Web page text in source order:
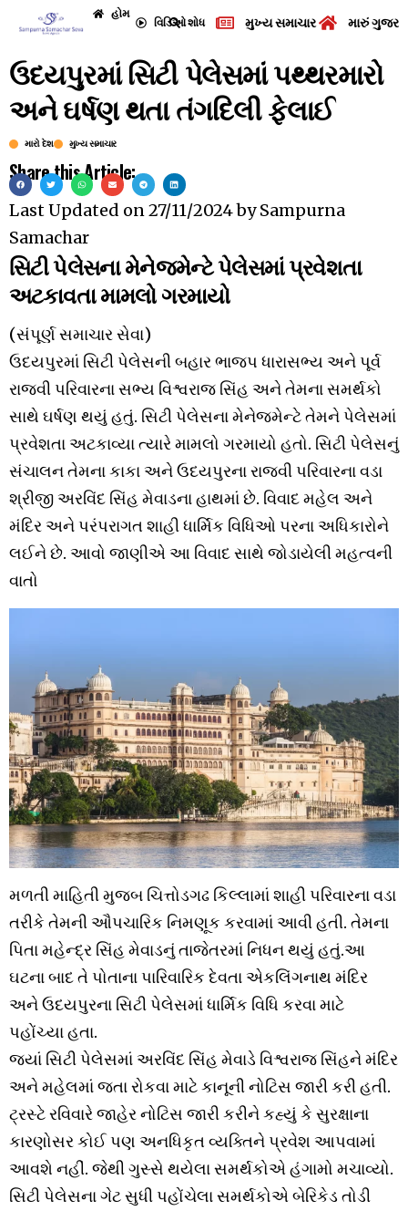
હોમ
વિડિઓશોધ મુખ્ય સમાચાર મારું
ઉદયપુરમાં સિટી પેલેસમાં પથ્થરમારો
અને ઘર્ષણ થતા તંગદિલી ફેલાઈ
મારો દેશ મુખ્ય સમાચાર
Share this Article:
Last Updated on27/11/2024bySampurna
Samachar
સિટી પેલેસના મેનેજમેન્ટે પેલેસમાં પ્રવેશતા
અટકાવતા મામલો ગરમાયો
(સંપૂર્ણ સમાચાર સેવા)
ઉદયપુરમાં સિટી પેલેસની બહાર ભાજપ ધારાસભ્ય અને પૂર્વ
રાજવી પરિવારના સભ્ય વિશ્વરાજ સિંહ અને તેમના સમર્થકો
સાથે ઘર્ષણ થયું હતું. સિટી પેલેસના મેનેજમેન્ટે તેમને પેલેસમાં
પ્રવેશતા અટકાવ્યા ત્યારે મામલો ગરમાયો હતો. સિટી પેલેસનું
સંચાલન તેમના કાકા અને ઉદયપુરના રાજવી પરિવારના વડા
શ્રીજી અરવિંદ સિંહ મેવાડના હાથમાં છે. વિવાદ મહેલ અને
મંદિર અને પરંપરાગત શાહી ધાર્મિક વિધિઓ પરના અધિકારોને
લઈને છે. આવો જાણીએ આ વિવાદ સાથે જોડાયેલી મહત્વની
વાતો
મળતી માહિતી મુજબ ચિત્તોડગઢ કિલ્લામાં શાહી પરિવારના વડા
તરીકે તેમની ઔપચારિક નિમણૂક કરવામાં આવી હતી. તેમના
પિતા મહેન્દ્ર સિંહ મેવાડનું તાજેતરમાં નિધન થયું હતું.આ
ઘટના બાદ તે પોતાના પારિવારિક દેવતા એકલિંગનાથ મંદિર
અને ઉદયપુરના સિટી પેલેસમાં ધાર્મિક વિધિ કરવા માટે
પહોંચ્યા હતા.
જ્યાં સિટી પેલેસમાં અરવિંદ સિંહ મેવાડે વિશ્વરાજ સિંહને મંદિર
અને મહેલમાં જતા રોકવા માટે કાનૂની નોટિસ જારી કરી હતી.
ટ્રસ્ટે રવિવારે જાહેર નોટિસ જારી કરીને કહ્યું કે સુરક્ષાના
કારણોસર કોઈ પણ અનધિકૃત વ્યક્તિને પ્રવેશ આપવામાં
આવશે નહીં. જેથી ગુસ્સે થયેલા સમર્થકોએ હંગામો મચાવ્યો.
સિટી પેલેસના ગેટ સુધી પહોંચેલા સમર્થકોએ બેરિકેડ તોડી